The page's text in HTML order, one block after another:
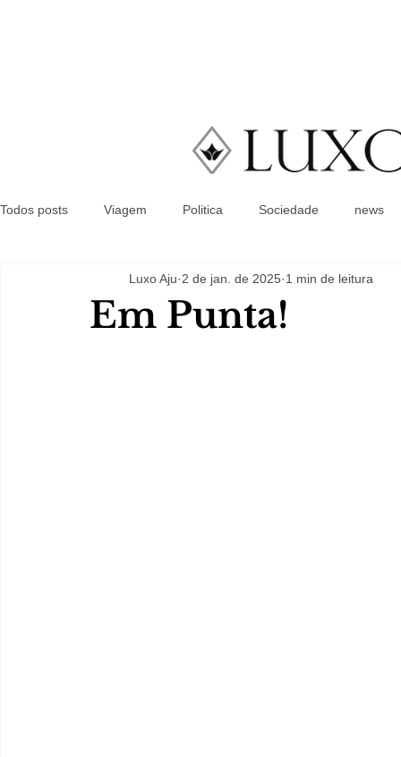
Todos posts Viagem Politica Sociedade news
Em Punta!
Luxo Aju 2 de jan. de 2025 1 min de leitura